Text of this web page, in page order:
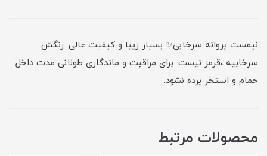
نیمست پروانه سرخابی✨ بسیار زیبا و کیفیت عالی. رنگش
سرخابیه ،قرمز نیست. برای مراقبت و ماندگاری طولانی مدت داخل
حمام و استخر برده نشود.
محصولات مرتبط